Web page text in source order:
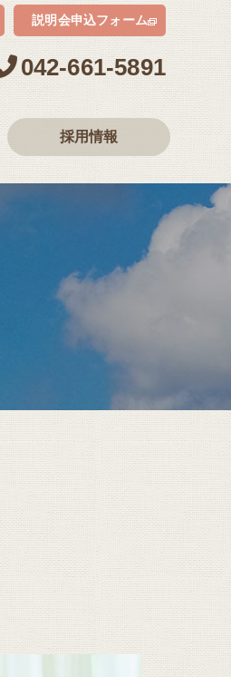
042-661-5891
説明会申込フォーム
採用情報
調理員（募集は終了しました）